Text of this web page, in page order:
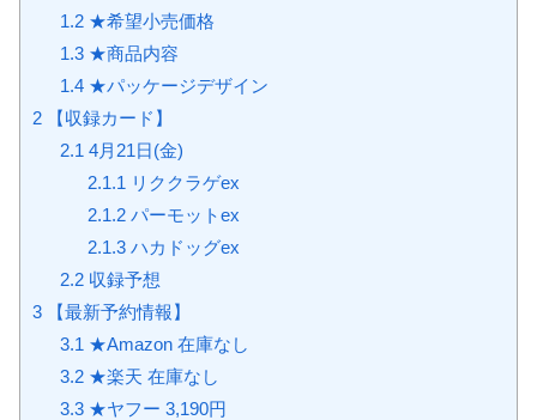
1.2★希望小売価格
1.3★商品内容
1.4★パッケージデザイン
2 【収録カード】
2.1 4月21日(金)
2.1.1 リククラゲex
2.1.2パーモットex
2.1.3ハカドッグex
2.2収録予想
3 【最新予約情報】
3.1 ★Amazon 在庫なし
3.2★楽天 在庫なし
3.3★ヤフー 3,190円